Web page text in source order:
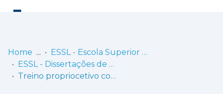
Communities
Home
ESSL - Escola Superior de Saúde de Lisboa
ESSL - Dissertações de Mestrado
Treino propriocetivo como estratégia de intervenção para melhoria do equilíbrio em indivíduos pós acidente vascular cerebral (AVC): revisão sistemática